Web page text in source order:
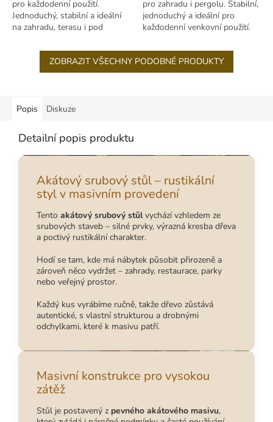
pro každodenní použití.
Jednoduchý, stabilní a ideální
na zahradu, terasu i pod
pro zahradu i pergolu. Stabilní,
jednoduchý a ideální pro
každodenní venkovní použití.
ZOBRAZIT VŠECHNY PODOBNÉ PRODUKTY
Popis Diskuze
Detailní popis produktu
Akátový srubový stůl – rustikální
styl v masivním provedení
Tento akátový srubový stůlvychází vzhledem ze
srubových staveb – silné prvky, výrazná kresba dřeva
a poctivý rustikální charakter.
Hodí se tam, kde má nábytek působit přirozeně a
zároveň něco vydržet – zahrady, restaurace, parky
nebo veřejný prostor.
Každý kus vyrábíme ručně, takže dřevo zůstává
autentické, s vlastní strukturou a drobnými
odchylkami, které k masivu patří.
Masivní konstrukce pro vysokou
zátěž
Stůl je postavený z pevného akátového masivu,